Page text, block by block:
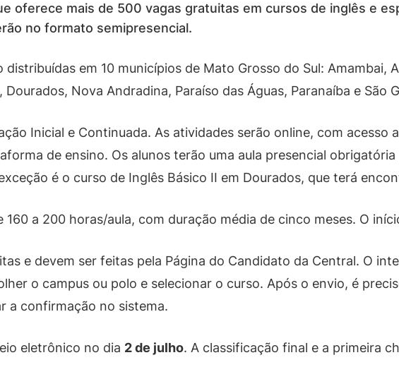
oferece mais de 500 vagas gratuitas em cursos de inglês e
no formato semipresencial.
em 10 municípios de Mato Grosso do Sul: Amambai,
Dourados, Nova Andradina, Paraíso das Águas, Paranaíba e São
Inicial e Continuada. As atividades serão online, com acesso
de ensino. Os alunos terão uma aula presencial
é o curso de Inglês Básico II em Dourados, que terá
160 a 200 horas/aula, com duração média de cinco meses. O
e devem ser feitas pela Página do Candidato da Central. O
o campus ou polo e selecionar o curso. Após o envio, é
a confirmação no sistema.
eletrônico no dia 2 de julho. A classificação final e a primeira